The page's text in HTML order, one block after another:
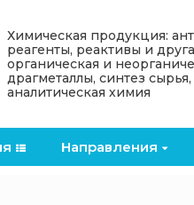
Направления
Антипирены
антипирены
Химическая продукция:
реагенты, реактивы и
органическая и
драгметаллы, синтез сырья,
аналитическая химия